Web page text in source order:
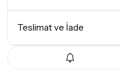
Teslimat ve İade
Teslimat Koşulları